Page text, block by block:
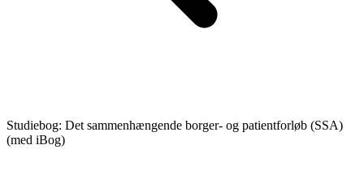
Studiebog: Det sammenhængende borger- og patientforløb (SSA)
(med iBog)